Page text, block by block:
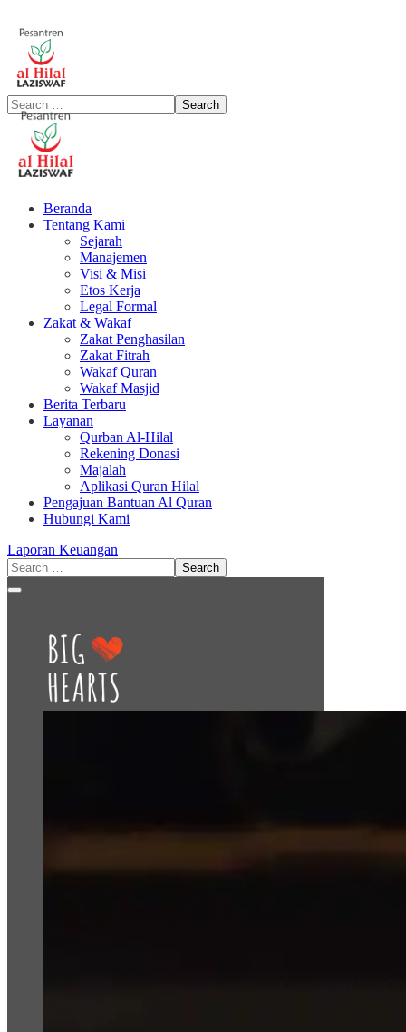
Beranda
Tentang Kami
Sejarah
Manajemen
Visi & Misi
Etos Kerja
Legal Formal
Zakat & Wakaf
Zakat Penghasilan
Zakat Fitrah
Wakaf Quran
Wakaf Masjid
Berita Terbaru
Layanan
Qurban Al-Hilal
Rekening Donasi
Majalah
Aplikasi Quran Hilal
Pengajuan Bantuan Al Quran
Hubungi Kami
Laporan Keuangan